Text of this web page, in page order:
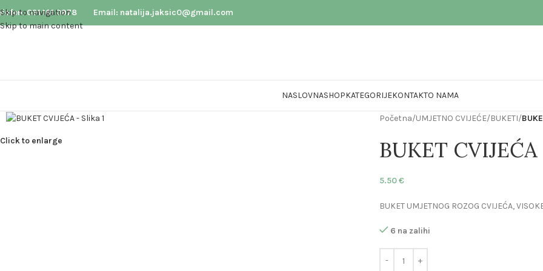
Skip to navigation
Skip to main content
091 161 0978 Email: natalija.jaksic0@gmail.com
NASLOVNASHOPKATEGORIJEKONTAKTO NAMA
Click to enlarge
Početna/UMJETNO CVIJEĆE/BUKETI/
BUKET CVIJEĆA
5.50€
BUKET UMJETNOG ROZOG CVIJEĆA,
6 na zalihi